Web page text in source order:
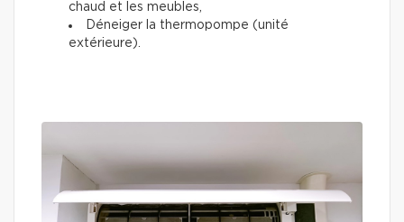
chaud et les meubles,
Déneiger la thermopompe (unité
extérieure).